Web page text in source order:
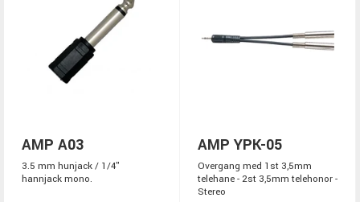
AMP A03
3.5 mm hunjack / 1/4"
hannjack mono.
AMP YPK-05
Overgang med 1st 3,5mm
telehane - 2st 3,5mm telehonor -
Stereo